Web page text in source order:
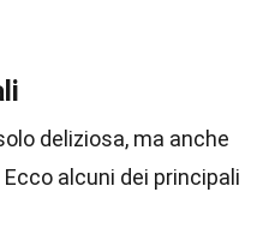
deliziosa, ma anche
alcuni dei principali